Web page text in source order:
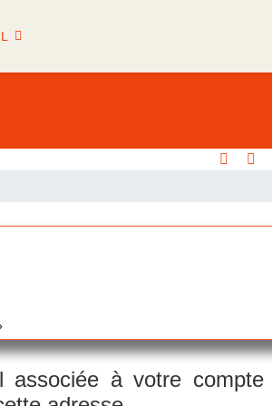
associée à votre compte